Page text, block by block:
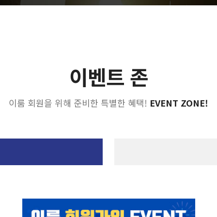
이벤트 존
이룸 회원을 위해 준비한 특별한 혜택! EVENT ZONE!